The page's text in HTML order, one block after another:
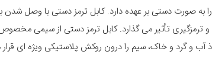
صورت دستی بر عهده دارد. کابل ترمز دستی با وصل شدن
تأثیر می گذارد. کابل ترمز دستی از سیمی
و گرد و خاک، سیم را درون روکش پلاستیکی ویژه ای